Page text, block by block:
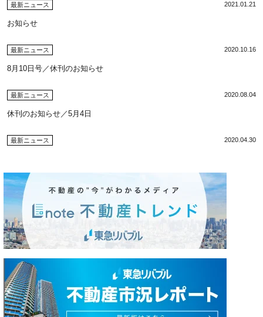
最新ニュース 2021.01.21
お知らせ
最新ニュース 2020.10.16
8月10日号／休刊のお知らせ
最新ニュース 2020.08.04
休刊のお知らせ／5月4日
最新ニュース 2020.04.30